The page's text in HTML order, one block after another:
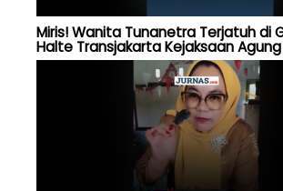
Miris! Wanita Tunanetra Terjatuh di
Halte Transjakarta Kejaksaan Agung